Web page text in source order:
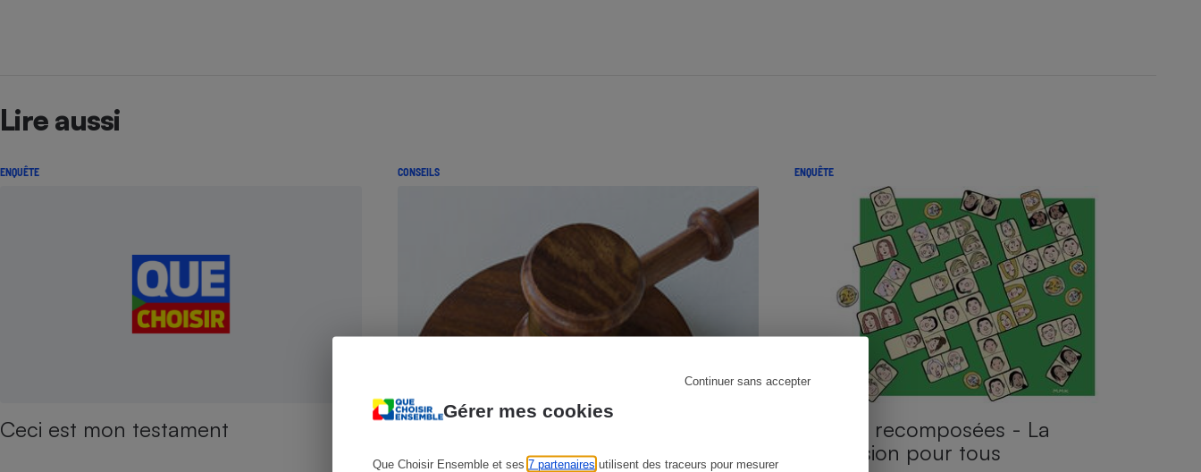
Gérer mes cookies
Que Choisir Ensemble et ses 7 partenaires utilisent des traceurs pour mesurer
Continuer sans accepter
Lire aussi
ENQUÊTE
Ceci est mon testament
CONSEILS ENQUÊTE
Familles recomposées - La
succession pour tous
Réfrigérateur